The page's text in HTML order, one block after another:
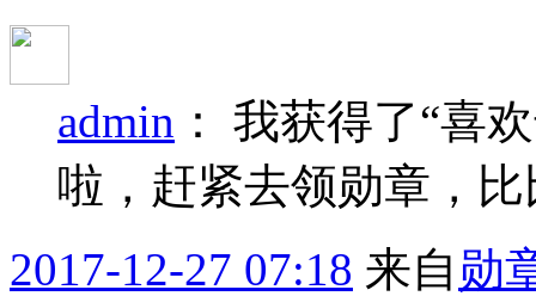
admin ： 我获得了“喜
啦，赶紧去领勋章，
2017-12-27 07:18 来自 勋